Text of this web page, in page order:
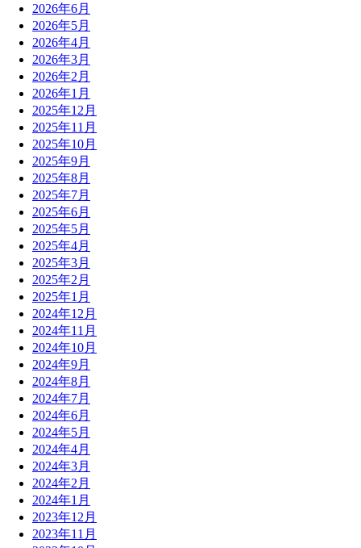
2026年6月
2026年5月
2026年4月
2026年3月
2026年2月
2026年1月
2025年12月
2025年11月
2025年10月
2025年9月
2025年8月
2025年7月
2025年6月
2025年5月
2025年4月
2025年3月
2025年2月
2025年1月
2024年12月
2024年11月
2024年10月
2024年9月
2024年8月
2024年7月
2024年6月
2024年5月
2024年4月
2024年3月
2024年2月
2024年1月
2023年12月
2023年11月